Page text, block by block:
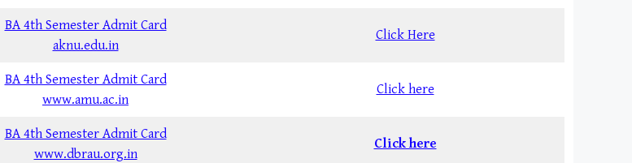
BA 4th Semester Admit Card
aknu.edu.in
Click Here
BA 4th Semester Admit Card
www.amu.ac.in
Click here
BA 4th Semester Admit Card
www.dbrau.org.in
Click here